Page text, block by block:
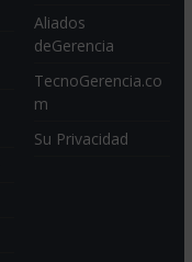
Aliados
deGerencia
TecnoGerencia.co
m
Su Privacidad